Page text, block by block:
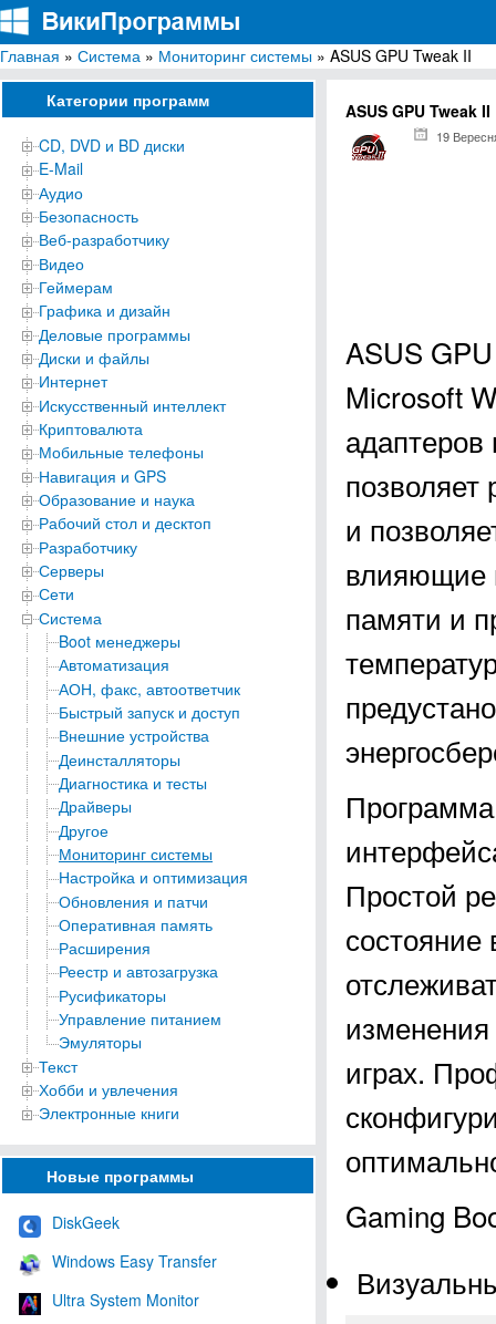
ВикиПрограммы
Энциклопедия бесплатных компьютерных программ для Windows
Главная » Система » Мониторинг системы » ASUS GPU Tweak II
Категории программ
CD, DVD и BD диски
E-Mail
Аудио
Безопасность
Веб-разработчику
Видео
Геймерам
Графика и дизайн
Деловые программы
Диски и файлы
Интернет
Искусственный интеллект
Криптовалюта
Мобильные телефоны
Навигация и GPS
Образование и наука
Рабочий стол и десктоп
Разработчику
Серверы
Сети
Система
Boot менеджеры
Автоматизация
АОН, факс, автоответчик
Быстрый запуск и доступ
Внешние устройства
Деинсталляторы
Диагностика и тесты
Драйверы
Другое
Мониторинг системы
Настройка и оптимизация
Обновления и патчи
Оперативная память
Расширения
Реестр и автозагрузка
Русификаторы
Управление питанием
Эмуляторы
Текст
Хобби и увлечения
Электронные книги
Новые программы
DiskGeek
Windows Easy Transfer
Ultra System Monitor
ASUS GPU Tweak II
19
ASUS
Microsoft
позволяет
и
влияющие
памяти и
Простой
играх.
Gaming